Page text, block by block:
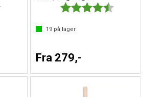
4.4 av 5 mulige
Karakter:
19på lager
Fra 279,-